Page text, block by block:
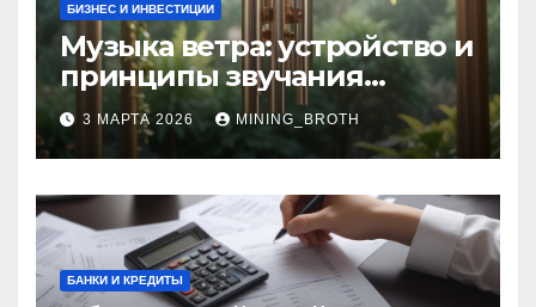
БИЗНЕС И ИНВЕСТИЦИИ
Музыка ветра: устройство и
принципы звучания
колокольчиков
3 МАРТА 2026 MINING_BROTH
БАНКИ И КРЕДИТЫ